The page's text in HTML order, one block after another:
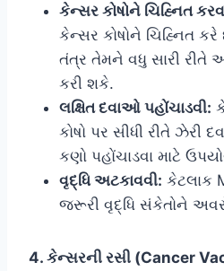
કેન્સર કોષોને ચિહ્નિત
કેન્સર કોષોને ચિહ્નિત
તંત્ર તેમને વધુ સારી
કરી શકે.
લક્ષિત દવાઓ પહોંચાડવી:
કોષો પર સીધી રીતે ઝેરી
કણો પહોંચાડવા માટે
વૃદ્ધિ અટકાવવી: કેટલાક
જરૂરી વૃદ્ધિ સંકેતોને
4. કેન્સરની રસી (Cancer